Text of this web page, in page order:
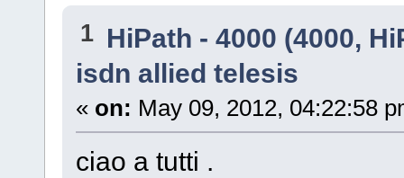
1 HiPath - 4000 (4000,
isdn allied telesis
« on: May 09, 2012, 04:22:58
ciao a tutti .